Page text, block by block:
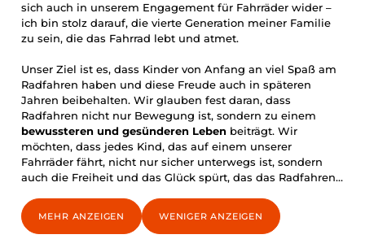
sich auch in unserem Engagement für Fahrräder wider –
ich bin stolz darauf, die vierte Generation meiner Familie
zu sein, die das Fahrrad lebt und atmet.
Unser Ziel ist es, dass Kinder von Anfang an viel Spaß am
Radfahren haben und diese Freude auch in späteren
Jahren beibehalten. Wir glauben fest daran, dass
Radfahren nicht nur Bewegung ist, sondern zu einem
bewussteren und gesünderen Lebenbeiträgt. Wir
möchten, dass jedes Kind, das auf einem unserer
Fahrräder fährt, nicht nur sicher unterwegs ist, sondern
auch die Freiheit und das Glück spürt, das das Radfahren
~ Bonnie Bachtenkirch
MEHR ANZEIGEN WENIGER ANZEIGEN